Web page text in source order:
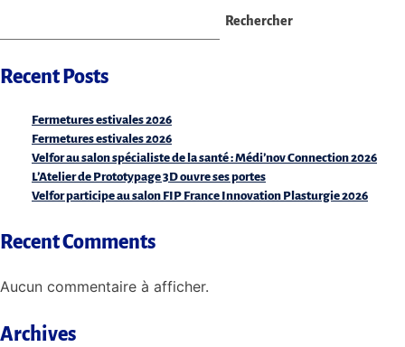
Rechercher
Recent Posts
Fermetures estivales 2026
Fermetures estivales 2026
Velfor au salon spécialiste de la santé : Médi’nov Connection 2026
L’Atelier de Prototypage 3D ouvre ses portes
Velfor participe au salon FIP France Innovation Plasturgie 2026
Recent Comments
Aucun commentaire à afficher.
Archives